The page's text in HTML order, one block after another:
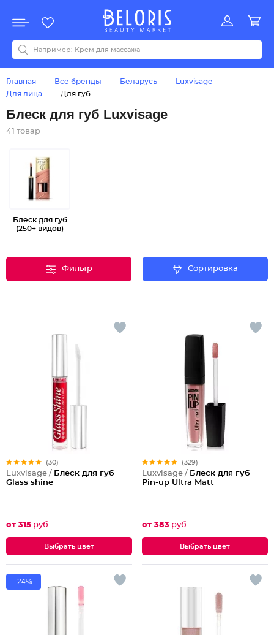
Акции
Все бренды
0-9ABCDEFGHIJKLMNOPQRSTUVWYZАБВДЗИМОКЛНПРСТУФ
Главная Все бренды Беларусь
Luxvisage
Для лица
Для губ
Блеск для губ Luxvisage
41 товар
Блеск для губ
(250+ видов)
Фильтр Сортировка
(30)
Luxvisage / Блеск для губ
Glass shine
от 315 руб
Выбрать цвет
(329)
Luxvisage / Блеск для губ
Pin-up Ultra Matt
от 383 руб
Выбрать цвет
-24%